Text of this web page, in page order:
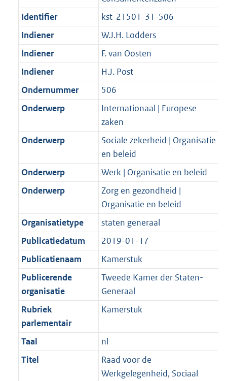
Identifier
kst-21501-31-506
Indiener
W.J.H. Lodders
Indiener
F. van Oosten
Indiener
H.J. Post
Ondernummer
506
Onderwerp
Internationaal | Europese
zaken
Onderwerp
Sociale zekerheid | Organisatie
en beleid
Onderwerp
Werk | Organisatie en beleid
Onderwerp
Zorg en gezondheid |
Organisatie en beleid
Organisatietype
staten generaal
Publicatiedatum
2019-01-17
Publicatienaam
Kamerstuk
Publicerende
organisatie
Tweede Kamer der Staten-
Generaal
Rubriek
parlementair
Kamerstuk
Taal
nl
Titel
Raad voor de
Werkgelegenheid, Sociaal